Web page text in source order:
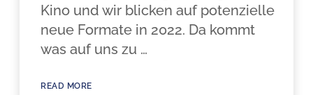
Kino und wir blicken auf potenzielle
neue Formate in 2022. Da kommt
was auf uns zu …
READ MORE